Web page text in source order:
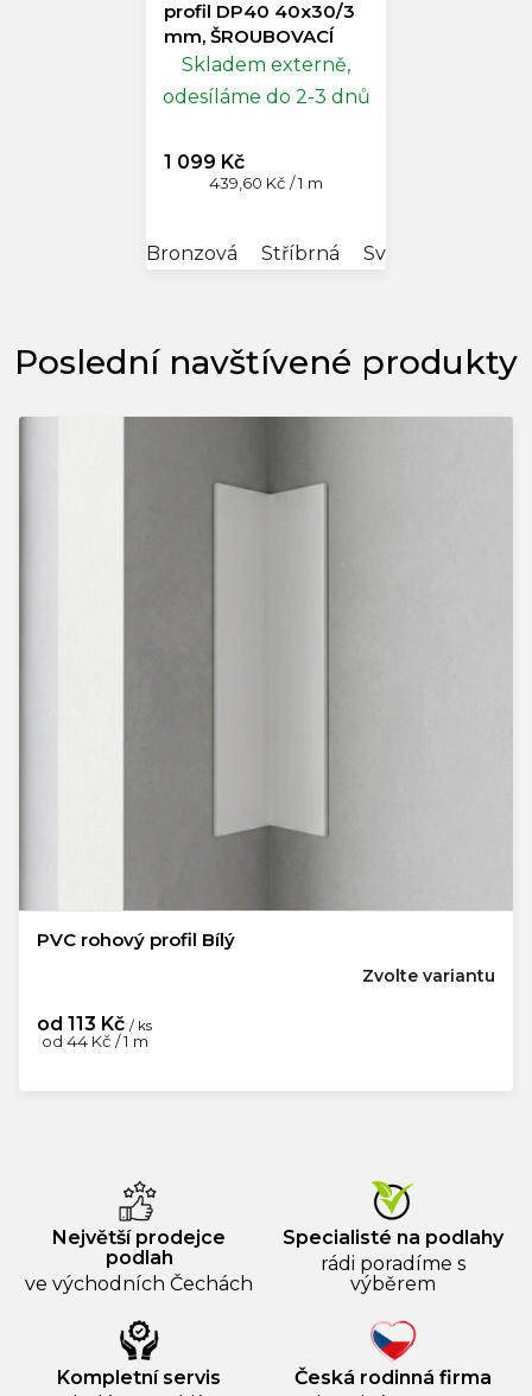
profil DP40 40x30/3
mm, ŠROUBOVACÍ
Skladem externě,
odesíláme do 2-3 dnů
1 099 Kč
Měrná
439,60 Kč / 1 m
Bronzová Stříbrná Světlá bronz
Poslední navštívené produkty
PVC rohový profil Bílý
od 113 Kč / ks
Měrná
od 44 Kč / 1 m
Zvolte variantu
Největší prodejce
podlah
ve východních Čechách
Specialisté na podlahy
rádi poradíme s
výběrem
Kompletní servis
Česká rodinná firma